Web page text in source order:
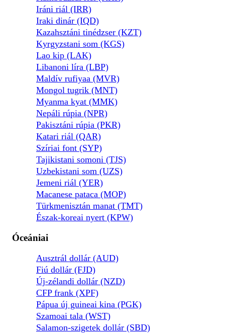
Iráni riál (IRR)
Iraki dinár (IQD)
Kazahsztáni tinédzser (KZT)
Kyrgyzstani som (KGS)
Lao kip (LAK)
Libanoni líra (LBP)
Maldív rufiyaa (MVR)
Mongol tugrik (MNT)
Myanma kyat (MMK)
Nepáli rúpia (NPR)
Pakisztáni rúpia (PKR)
Katari riál (QAR)
Szíriai font (SYP)
Tajikistani somoni (TJS)
Uzbekistani som (UZS)
Jemeni riál (YER)
Macanese pataca (MOP)
Türkmenisztán manat (TMT)
Észak-koreai nyert (KPW)
Óceániai
Ausztrál dollár (AUD)
Fiú dollár (FJD)
Új-zélandi dollár (NZD)
CFP frank (XPF)
Pápua új guineai kina (PGK)
Szamoai tala (WST)
Salamon-szigetek dollár (SBD)